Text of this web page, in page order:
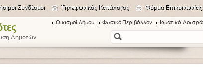
Συνδέσμοι Τηλεφωνικός Κατάλογος Φόρμα Επικοινωνίας
Δημοτών
Οικισμοί Δήμου Φυσικό Περιβάλλον Ιαματικά Λουτρά